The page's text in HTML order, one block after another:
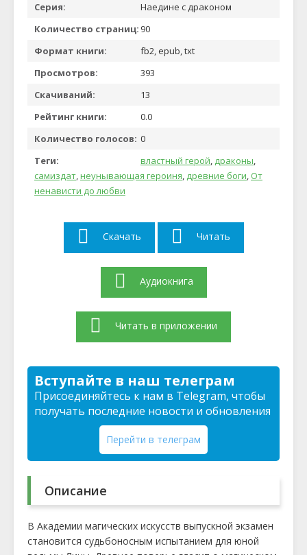
Серия:
Наедине с драконом
Количество страниц: 90
Формат книги:
fb2, epub, txt
Просмотров:
393
Скачиваний:
13
Рейтинг книги:
0.0
Количество голосов: 0
Теги:
властный герой, драконы,
самиздат,неунывающая героиня, древние боги, От
ненависти до любви
Скачать Читать
Аудиокнига
Читать в приложении
Вступайте в наш телеграм
Присоединяйтесь к нам в Telegram, чтобы
получать последние новости и обновления
Перейти в телеграм
Описание
В Академии магических искусств выпускной экзамен
становится судьбоносным испытанием для юной